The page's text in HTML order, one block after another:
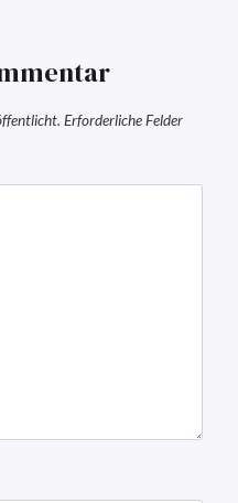
Erforderliche Felder